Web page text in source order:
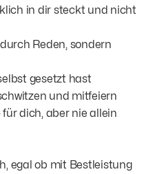
in dir steckt und nicht
Reden, sondern
gesetzt hast
und mitfeiern
dich, aber nie allein
egal ob mit Bestleistung